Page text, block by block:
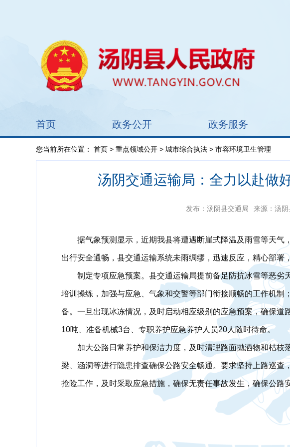
首页 政务公开 政务服务
您当前所在位置： 首页 > 重点领域公开 > 城市综合执法 > 市容环境卫生管理
汤阴交通运输局：全力以赴做
发布：汤阴县交通局 来源：汤
据气象预测显示，近期我县将遭遇断崖式降温及雨雪等天
出行安全通畅，县交通运输系统未雨绸缪，迅速反应，精心部署
制定专项应急预案。县交通运输局提前备足防抗冰雪等恶
培训操练，加强与应急、气象和交警等部门衔接顺畅的工作机
备。一旦出现冰冻情况，及时启动相应级别的应急预案，确保
10吨、准备机械3台、专职养护应急养护人员20人随时待命。
加大公路日常养护和保洁力度，及时清理路面抛洒物和枯
梁、涵洞等进行隐患排查确保公路安全畅通。要求坚持上路巡
抢险工作，及时采取应急措施，确保无责任事故发生，确保公路